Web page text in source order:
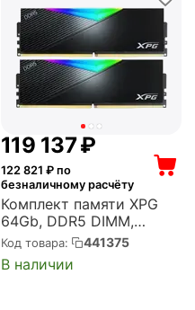
119 137₽
122 821 ₽ по
безналичному расчёту
Комплект памяти XPG
64Gb, DDR5 DIMM,
6000MHz, Lancer RGB
Black 2 модуля, 48000
Мб/с, CL30, 1.35 В, EXPO,
Код товара: 441375
В наличии